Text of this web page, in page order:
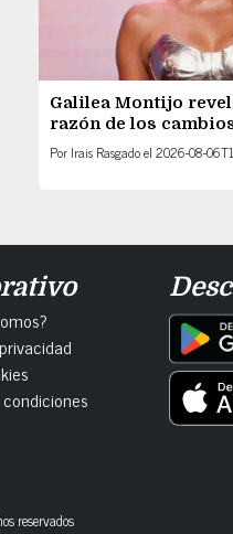
Galilea Montijo
razón de los
Por Irais Rasgadoel 2026-08-
reservados